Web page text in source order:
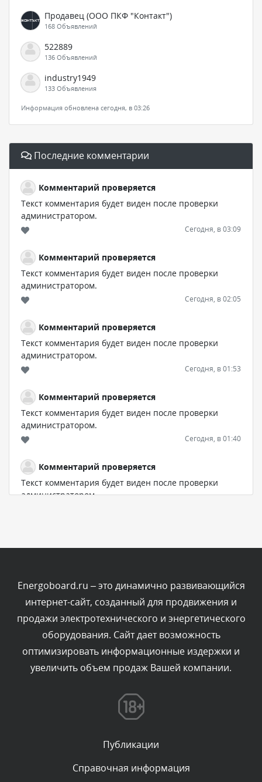
Продавец (ООО ПКФ "Контакт")
168 Объявлений
522889
136 Объявлений
industry1949
133 Объявления
Информация обновлена сегодня, в 03:26
Последние комментарии
Комментарий проверяется
Текст комментария будет виден после проверки
администратором.
Сегодня, в 03:09
Комментарий проверяется
Текст комментария будет виден после проверки
администратором.
Сегодня, в 02:05
Комментарий проверяется
Текст комментария будет виден после проверки
администратором.
Сегодня, в 01:53
Комментарий проверяется
Текст комментария будет виден после проверки
администратором.
Сегодня, в 01:40
Комментарий проверяется
Текст комментария будет виден после проверки
администратором.
Комментарий проверяется
Текст комментария будет виден после проверки
администратором.
Сегодня, в 00:57
Комментарий проверяется
Текст комментария будет виден после проверки
Комментарий проверяется
Текст комментария будет виден после проверки
администратором.
Energoboard.ru – это динамично развивающийся
интернет-сайт, созданный для продвижения и
продажи электротехнического и энергетического
оборудования. Сайт дает возможность
оптимизировать информационные издержки и
увеличить объем продаж Вашей компании.
Публикации
Справочная информация